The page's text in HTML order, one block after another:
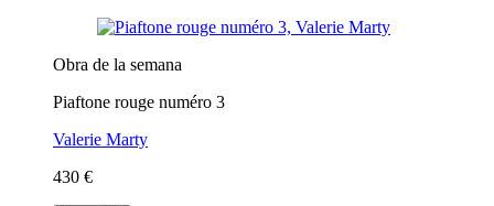
Obra de la semana
Piaftone rouge numéro 3
Valerie Marty
430 €